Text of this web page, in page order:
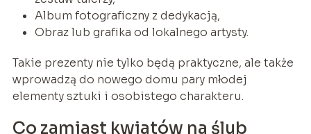
Album fotograficzny z dedykacją,
Obraz lub grafika od lokalnego artysty.
Takie prezenty nie tylko będą praktyczne, ale także
wprowadzą do nowego domu pary młodej
elementy sztuki i osobistego charakteru.
Co zamiast kwiatów na ślub